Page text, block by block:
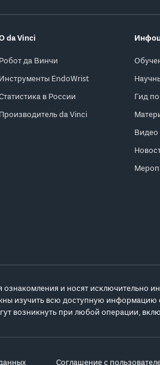
da Vinci
Робот да Винчи
Инструменты EndoWrist
в России
Производитель da Vinci
Гид
Видео
и носят исключительно
изучить всю доступную информацию
возникнуть при любой операции,
Соглашение с